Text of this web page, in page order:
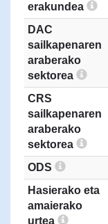
erakundea
DAC
sailkapenaren
araberako
sektorea
CRS
sailkapenaren
araberako
sektorea
ODS
Hasierako eta
amaierako
urtea